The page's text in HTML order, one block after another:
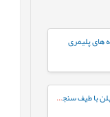
پلیمری
بررسی ویژگیهای ساختاری واکس های پلی اتیلن با طیف سنجی مادون قرمز